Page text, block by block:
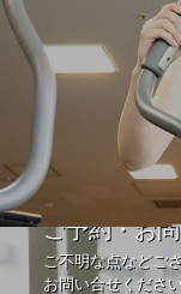
ご予約・お
ご不明な点などご
お問い合せください